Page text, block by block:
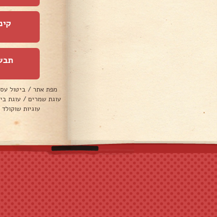
מפת אתר / ביטול
עוגת שמרים / עוגת
עוגיות